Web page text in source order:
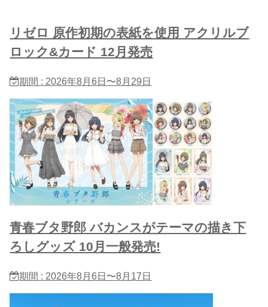
リゼロ 原作初期の表紙を使用 アクリルブ
ロック&カード 12月発売
期間 : 2026年8月6日〜8月29日
青春ブタ野郎 バカンスがテーマの描き下
ろしグッズ 10月一般発売!
期間 : 2026年8月6日〜8月17日